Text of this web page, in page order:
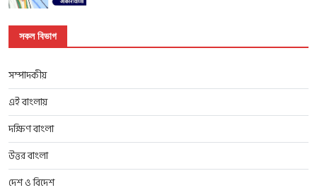
সকল বিভাগ
সম্পাদকীয়
এই বাংলায়
দক্ষিণ বাংলা
উত্তর বাংলা
দেশ ও বিদেশ